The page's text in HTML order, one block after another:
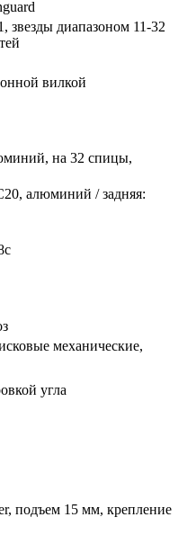
звезды диапазоном 11-32
вилкой
на 32 спицы,
алюминий / задняя:
механические,
угла
подъем 15 мм, крепление